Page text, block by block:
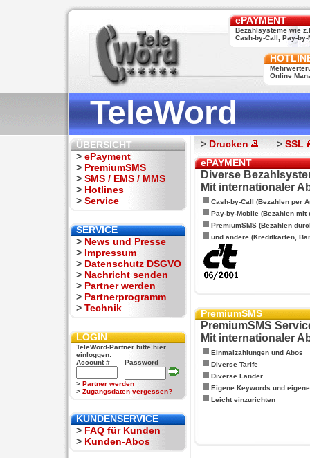
ePAYMENT
Bezahlsysteme wie
Cash-by-Call, Pay-by-
Online
TeleWord
ÜBERSICHT
> ePayment
> PremiumSMS
> SMS / EMS / MMS
> Hotlines
> Service
SERVICE
> News und Presse
> Impressum
> Datenschutz DSGVO
> Nachricht senden
> Partner werden
> Partnerprogramm
> Technik
LOGIN
TeleWord-Partner bitte hier
einloggen:
Account #
Password
> Partner werden
> Zugangsdaten vergessen?
KUNDENSERVICE
> FAQ für Kunden
> Kunden-Abos
> Drucken > SSL
ePAYMENT
Diverse
Mit internationaler
Cash-by-Call (Bezahlen per
Pay-by-Mobile (Bezahlen mit
PremiumSMS (Bezahlen
und andere (Kreditkarten,
PremiumSMS
PremiumSMS
Mit internationaler
Einmalzahlungen und Abos
Diverse Tarife
Diverse Länder
Eigene Keywords und
Leicht einzurichten